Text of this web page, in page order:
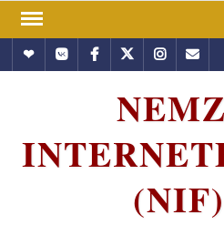
Skip
contentHundubVkontakte
Facebook
TwitterInstagram
Email
(NIF)